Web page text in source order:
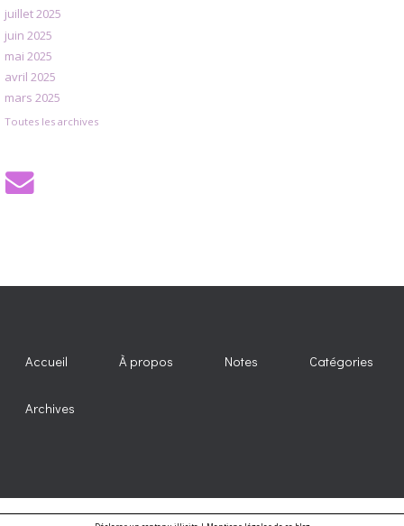
juillet 2025
juin 2025
mai 2025
avril 2025
mars 2025
Toutes les archives
Accueil À propos Notes Catégories
Archives